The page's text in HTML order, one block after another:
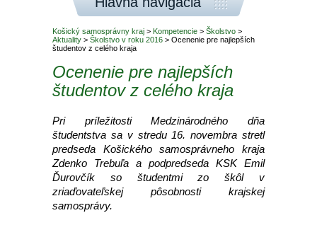
Košický samosprávny kraj > Kompetencie > Školstvo >
Aktuality > Školstvo v roku 2016 > Ocenenie pre najlepších
študentov z celého kraja
Ocenenie pre najlepších
študentov z celého kraja
Pri príležitosti Medzinárodného dňa
študentstva sa v stredu 16. novembra stretl
predseda Košického samosprávneho kraja
Zdenko Trebuľa a podpredseda KSK Emil
Ďurovčík so študentmi zo škôl v
zriaďovateľskej pôsobnosti krajskej
samosprávy.